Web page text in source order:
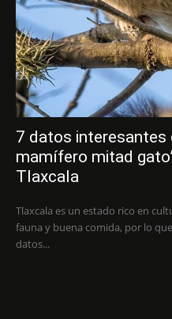
7 datos interesantes
mamífero mitad
Tlaxcala
Tlaxcala es un estado rico en
fauna y buena comida, por lo
datos...